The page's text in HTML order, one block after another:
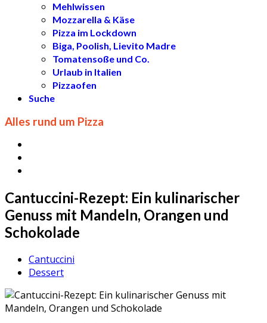
Mehlwissen
Mozzarella & Käse
Pizza im Lockdown
Biga, Poolish, Lievito Madre
Tomatensoße und Co.
Urlaub in Italien
Pizzaofen
Suche
Alles rund um Pizza
Cantuccini-Rezept: Ein kulinarischer
Genuss mit Mandeln, Orangen und
Schokolade
Cantuccini
Dessert